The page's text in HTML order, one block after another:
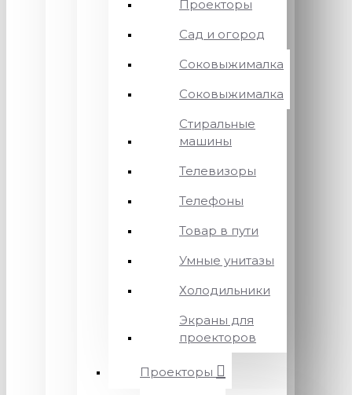
Проекторы
Сад и огород
Соковыжималка
Соковыжималка
Стиральные
машины
Телевизоры
Телефоны
Товар в пути
Умные унитазы
Холодильники
Экраны для
проекторов
Проекторы